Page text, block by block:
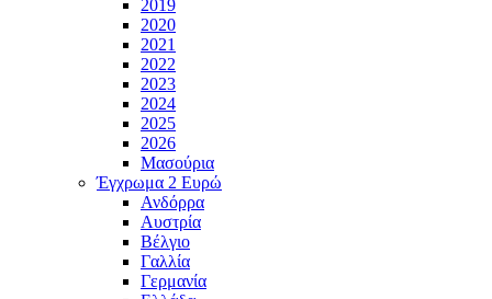
2019
2020
2021
2022
2023
2024
2025
2026
Μασούρια
Έγχρωμα 2 Ευρώ
Ανδόρρα
Αυστρία
Βέλγιο
Γαλλία
Γερμανία